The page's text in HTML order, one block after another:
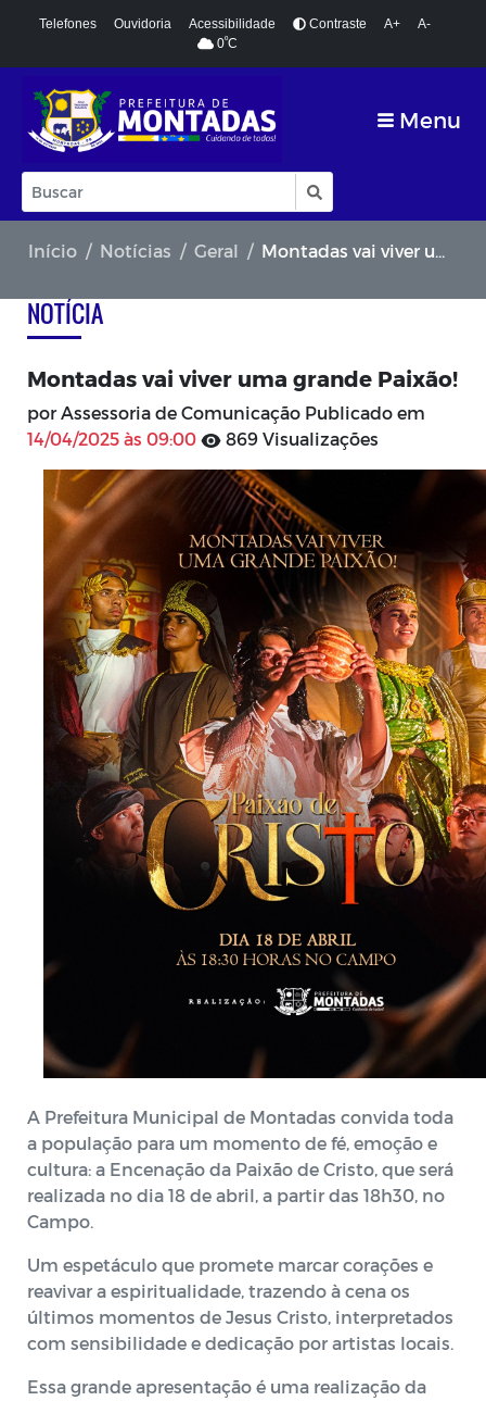
Telefones Ouvidoria Acessibilidade Contraste A+
A-
0ºC
Menu
Início Notícias Geral Montadas vai viver uma grande Paixão!
NOTÍCIA
Montadas vai viver uma grande Paixão!
por Assessoria de Comunicação Publicado em
14/04/2025 às 09:00
869 Visualizações
A Prefeitura Municipal de Montadas convida toda
a população para um momento de fé, emoção e
cultura: a Encenação da Paixão de Cristo, que será
realizada no dia 18 de abril, a partir das 18h30, no
Campo.
Um espetáculo que promete marcar corações e
reavivar a espiritualidade, trazendo à cena os
últimos momentos de Jesus Cristo, interpretados
com sensibilidade e dedicação por artistas locais.
Essa grande apresentação é uma realização da